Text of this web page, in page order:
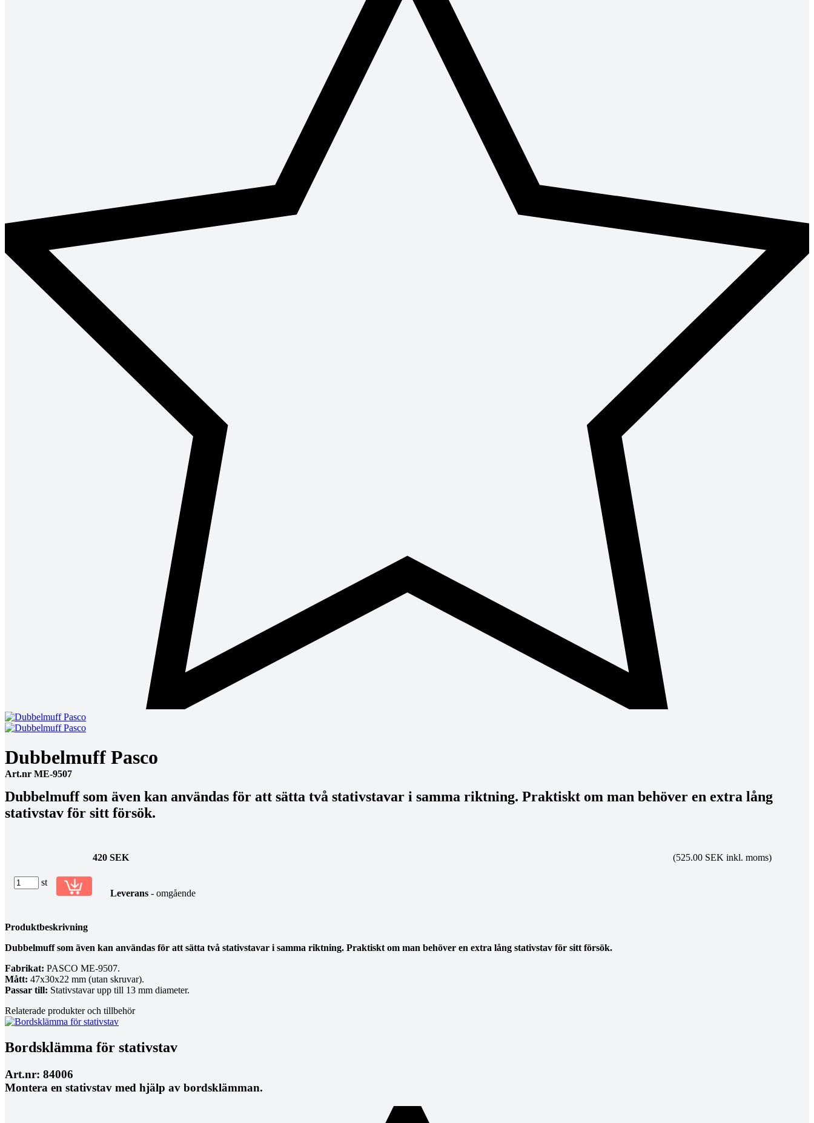
Dubbelmuff Pasco
Art.nr ME-9507
Dubbelmuff som även kan användas för att sätta två stativstavar i samma riktning. Praktiskt om man behöver en extra lång
stativstav för sitt försök.
420 SEK (525.00 SEK inkl. moms)
st
Leverans - omgående
Produktbeskrivning
Dubbelmuff som även kan användas för att sätta två stativstavar i samma riktning. Praktiskt om man behöver en extra lång stativstav för sitt försök.
Fabrikat: PASCO ME-9507.
Mått: 47x30x22 mm (utan skruvar).
Passar till: Stativstavar upp till 13 mm diameter.
Relaterade produkter och tillbehör
Bordsklämma för stativstav
Art.nr: 84006
Montera en stativstav med hjälp av bordsklämman.